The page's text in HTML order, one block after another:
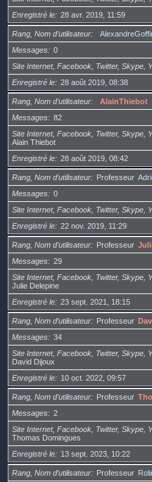
Enregistré le
28 avr. 2019, 11:59
Rang, Nom d’utilisateur
Messages
0
Site Internet, Facebook, Twitter, Skype,
Enregistré le
28 août 2019, 08:38
Rang, Nom d’utilisateur
AlainThiebot
Messages
82
Site Internet, Facebook, Twitter, Skype,
Alain Thiebot
Enregistré le
28 août 2019, 08:42
Rang, Nom d’utilisateur Professeur
Messages
0
Site Internet, Facebook, Twitter, Skype,
Enregistré le
22 nov. 2019, 11:29
Rang, Nom d’utilisateur Professeur
Messages
29
Site Internet, Facebook, Twitter, Skype,
Julie Delepine
Enregistré le
23 sept. 2021, 18:15
Rang, Nom d’utilisateur Professeur
Messages
34
Site Internet, Facebook, Twitter, Skype,
David Dijoux
Enregistré le
10 oct. 2022, 09:57
Rang, Nom d’utilisateur Professeur
Messages
2
Site Internet, Facebook, Twitter, Skype,
Thomas Domingues
Enregistré le
13 sept. 2023, 10:22
Rang, Nom d’utilisateur Professeur